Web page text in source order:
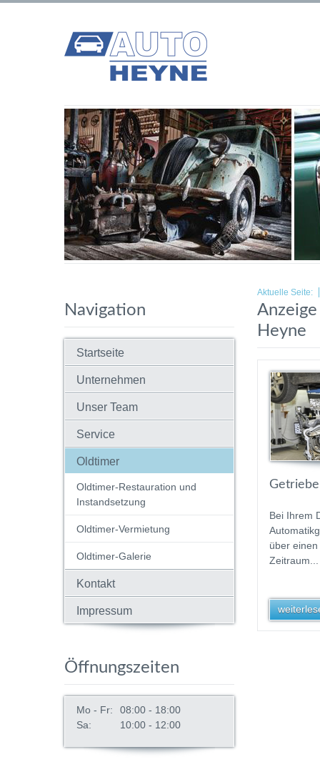
Navigation
Startseite
Unternehmen
Unser Team
Service
Oldtimer
Oldtimer-Restauration und
Instandsetzung
Oldtimer-Vermietung
Oldtimer-Galerie
Kontakt
Impressum
Öffnungszeiten
Mo - Fr:
08:00 - 18:00
Sa:
10:00 - 12:00
Aktuelle Seite:
Heyne
Bei Ihrem
über
Zeitraum...